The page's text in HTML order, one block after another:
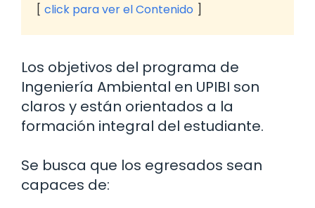
click para ver el Contenido
Los objetivos del programa de
Ingeniería Ambiental en UPIBI son
claros y están orientados a la
formación integral del estudiante.
Se busca que los egresados sean
capaces de: